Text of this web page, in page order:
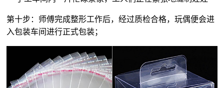
第十步：师傅完成整形工作后，经过质检合格，玩偶便会进
入包装车间进行正式包装；